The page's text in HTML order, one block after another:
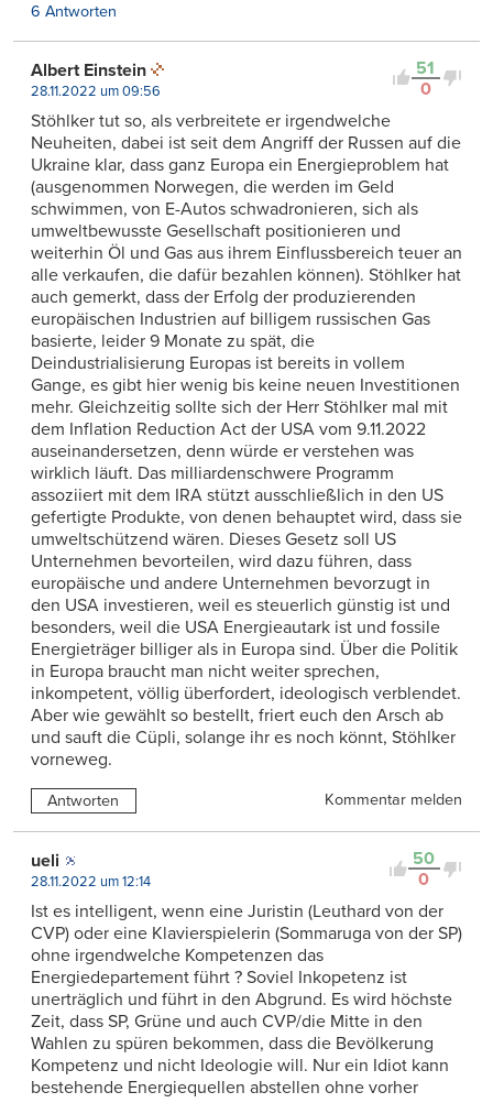
6 Antworten
51
0
Albert Einstein
28.11.2022 um 09:56
Stöhlker tut so, als verbreitete er irgendwelche
Neuheiten, dabei ist seit dem Angriff der Russen auf die
Ukraine klar, dass ganz Europa ein Energieproblem hat
(ausgenommen Norwegen, die werden im Geld
schwimmen, von E-Autos schwadronieren, sich als
umweltbewusste Gesellschaft positionieren und
weiterhin Öl und Gas aus ihrem Einflussbereich teuer an
alle verkaufen, die dafür bezahlen können). Stöhlker hat
auch gemerkt, dass der Erfolg der produzierenden
europäischen Industrien auf billigem russischen Gas
basierte, leider 9 Monate zu spät, die
Deindustrialisierung Europas ist bereits in vollem
Gange, es gibt hier wenig bis keine neuen Investitionen
mehr. Gleichzeitig sollte sich der Herr Stöhlker mal mit
dem Inflation Reduction Act der USA vom 9.11.2022
auseinandersetzen, denn würde er verstehen was
wirklich läuft. Das milliardenschwere Programm
assoziiert mit dem IRA stützt ausschließlich in den US
gefertigte Produkte, von denen behauptet wird, dass sie
umweltschützend wären. Dieses Gesetz soll US
Unternehmen bevorteilen, wird dazu führen, dass
europäische und andere Unternehmen bevorzugt in
den USA investieren, weil es steuerlich günstig ist und
besonders, weil die USA Energieautark ist und fossile
Energieträger billiger als in Europa sind. Über die Politik
in Europa braucht man nicht weiter sprechen,
inkompetent, völlig überfordert, ideologisch verblendet.
Aber wie gewählt so bestellt, friert euch den Arsch ab
und sauft die Cüpli, solange ihr es noch könnt, Stöhlker
vorneweg.
Antworten Kommentar melden
50
0
ueli
28.11.2022 um 12:14
Ist es intelligent, wenn eine Juristin (Leuthard von der
CVP) oder eine Klavierspielerin (Sommaruga von der SP)
ohne irgendwelche Kompetenzen das
Energiedepartement führt ? Soviel Inkopetenz ist
unerträglich und führt in den Abgrund. Es wird höchste
Zeit, dass SP, Grüne und auch CVP/die Mitte in den
Wahlen zu spüren bekommen, dass die Bevölkerung
Kompetenz und nicht Ideologie will. Nur ein Idiot kann
bestehende Energiequellen abstellen ohne vorher